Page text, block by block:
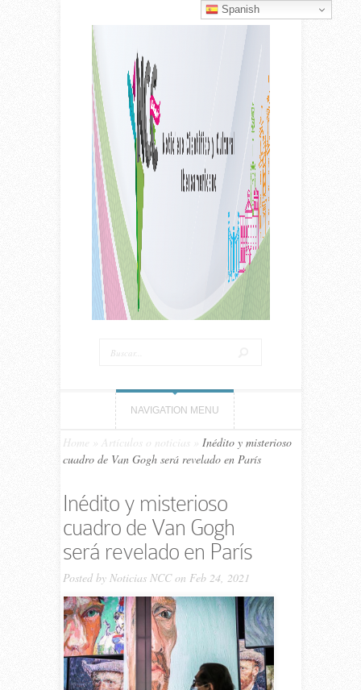
NAVIGATION MENU
Home Artículos o noticias
Inédito y misterioso
cuadro de Van Gogh será revelado en París
Inédito y misterioso
cuadro de Van Gogh
será revelado en París
Posted by Noticias NCCon Feb 24, 2021
Spanish